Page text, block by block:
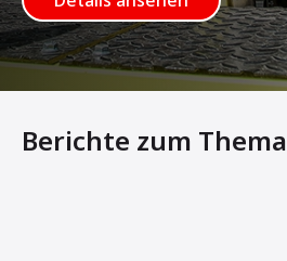
Berichte zum Thema